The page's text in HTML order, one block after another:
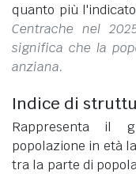
quanto più
Centrache nel
significa che la
anziana.
Indice di
Rappresenta il
popolazione in età
tra la parte di